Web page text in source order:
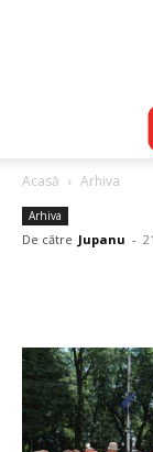
Acasă Arhiva
Arhiva
De către Jupanu -